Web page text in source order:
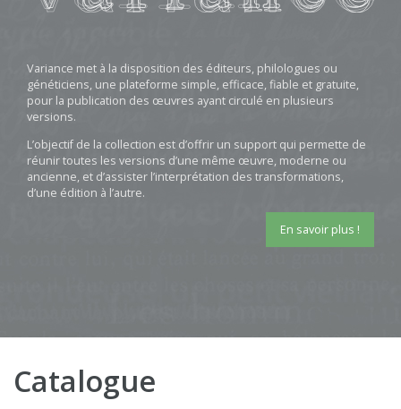
Variance met à la disposition des éditeurs, philologues ou
généticiens, une plateforme simple, efficace, fiable et gratuite,
pour la publication des œuvres ayant circulé en plusieurs
versions.
L’objectif de la collection est d’offrir un support qui permette de
réunir toutes les versions d’une même œuvre, moderne ou
ancienne, et d’assister l’interprétation des transformations,
d’une édition à l’autre.
En savoir plus !
Catalogue